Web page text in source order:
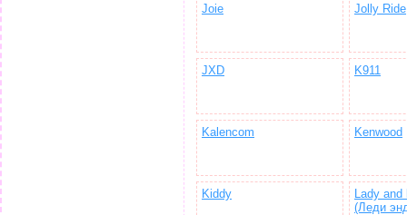
Joie Jolly Ride
JXD K911
Kalencom Kenwood
Kiddy
Lady and
(Леди